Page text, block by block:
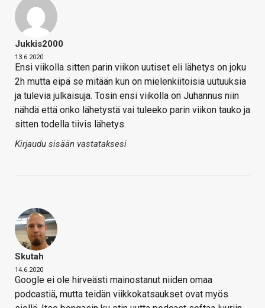
Jukkis2000
13.6.2020
Ensi viikolla sitten parin viikon uutiset eli lähetys on joku
2h mutta eipä se mitään kun on mielenkiitoisia uutuuksia
ja tulevia julkaisuja. Tosin ensi viikolla on Juhannus niin
nähdä että onko lähetystä vai tuleeko parin viikon tauko ja
sitten todella tiivis lähetys.
Kirjaudu sisään vastataksesi
Skutah
14.6.2020
Google ei ole hirveästi mainostanut niiden omaa
podcastiä, mutta teidän viikkokatsaukset ovat myös